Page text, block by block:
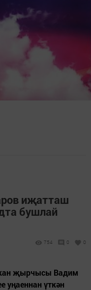
иҗатташ
бушлай
754 0 0
җырчысы Вадим
уңаеннан үткән